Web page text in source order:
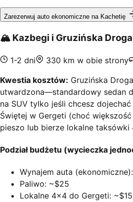
Zarezerwuj auto ekonomiczne na Kachetię
🏔️ Kazbegi i Gruzińska
1-2 dni 330 km w obie strony
Kwestia kosztów: Gruzińska
utwardzona—standardowy sedan
na SUV tylko jeśli chcesz
Świętej w Gergeti (choć
pieszo lub bierze lokalne taksówki
Podział budżetu (wycieczka
Wynajem auta
Paliwo: ~$25
Lokalne 4x4 do Gergeti: ~$15